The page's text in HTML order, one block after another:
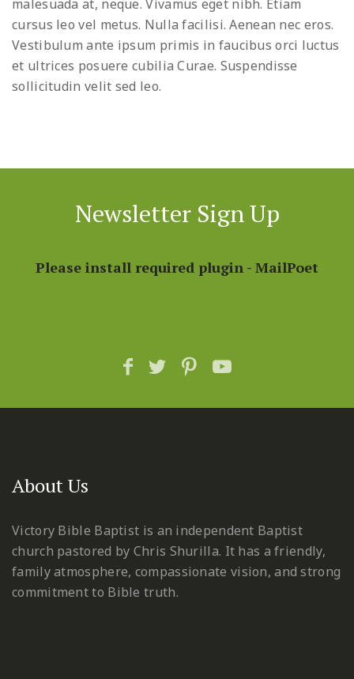
malesuada at, neque. Vivamus eget nibh. Etiam
cursus leo vel metus. Nulla facilisi. Aenean nec eros.
Vestibulum ante ipsum primis in faucibus orci luctus
et ultrices posuere cubilia Curae. Suspendisse
sollicitudin velit sed leo.
Newsletter Sign Up
Please install required plugin - MailPoet
About Us
Victory Bible Baptist is an independent Baptist
church pastored by Chris Shurilla. It has a friendly,
family atmosphere, compassionate vision, and strong
commitment to Bible truth.